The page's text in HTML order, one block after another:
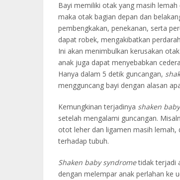
Bayi memiliki otak yang masih
maka otak bagian depan dan
pembengkakan, penekanan, serta
dapat robek, mengakibatkan
Ini akan menimbulkan kerusakan
anak juga dapat menyebabkan
Hanya dalam 5 detik guncangan,
mengguncang bayi dengan alasan
Kemungkinan terjadinya shaken
setelah mengalami guncangan.
otot leher dan ligamen masih lemah,
terhadap tubuh.
Shaken baby syndrometidak terjadi
dengan melempar anak perlahan ke